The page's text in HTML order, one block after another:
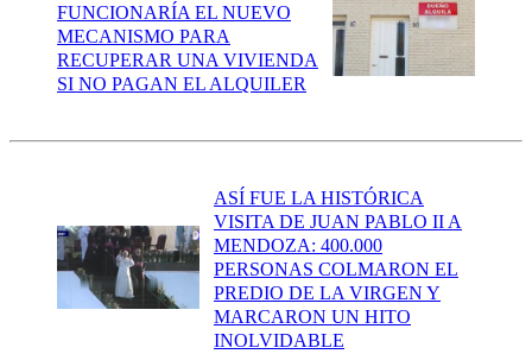
FUNCIONARÍA EL NUEVO
MECANISMO PARA
RECUPERAR UNA VIVIENDA
SI NO PAGAN EL ALQUILER
ASÍ FUE LA HISTÓRICA
VISITA DE JUAN PABLO II A
MENDOZA: 400.000
PERSONAS COLMARON EL
PREDIO DE LA VIRGEN Y
MARCARON UN HITO
INOLVIDABLE